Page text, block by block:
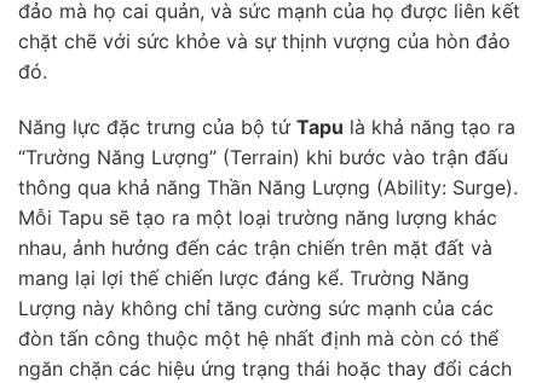
đảo mà họ cai quản, và sức mạnh của họ được liên kết
chặt chẽ với sức khỏe và sự thịnh vượng của hòn đảo
đó.
Năng lực đặc trưng của bộ tứ Tapu là khả năng tạo ra
“Trường Năng Lượng” (Terrain) khi bước vào trận đấu
thông qua khả năng Thần Năng Lượng (Ability: Surge).
Mỗi Tapu sẽ tạo ra một loại trường năng lượng khác
nhau, ảnh hưởng đến các trận chiến trên mặt đất và
mang lại lợi thế chiến lược đáng kể. Trường Năng
Lượng này không chỉ tăng cường sức mạnh của các
đòn tấn công thuộc một hệ nhất định mà còn có thể
ngăn chặn các hiệu ứng trạng thái hoặc thay đổi cách